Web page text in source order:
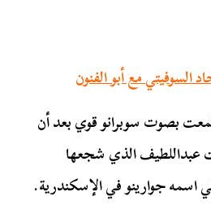
السوفيتي مع أبو الفنون
بصوت سوبرانو قوي بعد أن
عبداللطيف الذي شجعها
اسمه جوارينو في الإسكندرية.